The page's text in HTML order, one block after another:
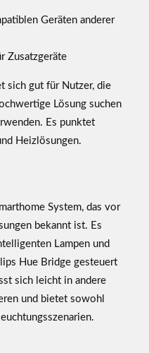
Geräten anderer
Zusatzgeräte
sich gut für Nutzer, die
Lösung suchen
Es punktet
Heizlösungen.
System, das vor
bekannt ist. Es
Lampen und
Hue Bridge gesteuert
sich leicht in andere
und bietet sowohl